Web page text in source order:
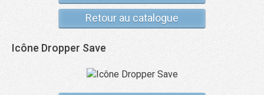
Retour au catalogue
Icône Dropper Save